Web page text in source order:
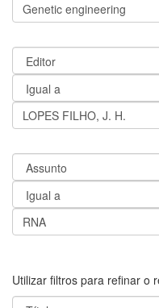
Utilizar filtros para refinar o